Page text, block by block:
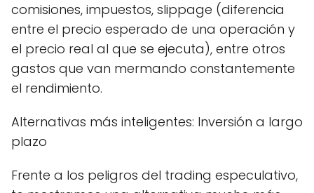
comisiones, impuestos, slippage (diferencia
entre el precio esperado de una operación y
el precio real al que se ejecuta), entre otros
gastos que van mermando constantemente
el rendimiento.
Alternativas más inteligentes: Inversión a largo
plazo
Frente a los peligros del trading especulativo,